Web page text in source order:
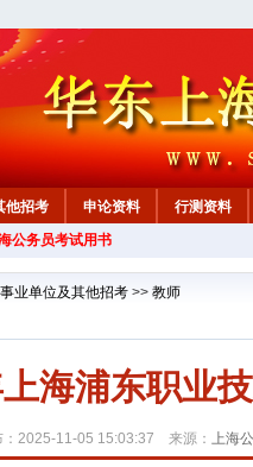
他招考 申论资料
行测资料
公务员考试用书
业单位及其他招考 >> 教师
海浦东职业
：2025-11-05 15:03:37 来源： 上海